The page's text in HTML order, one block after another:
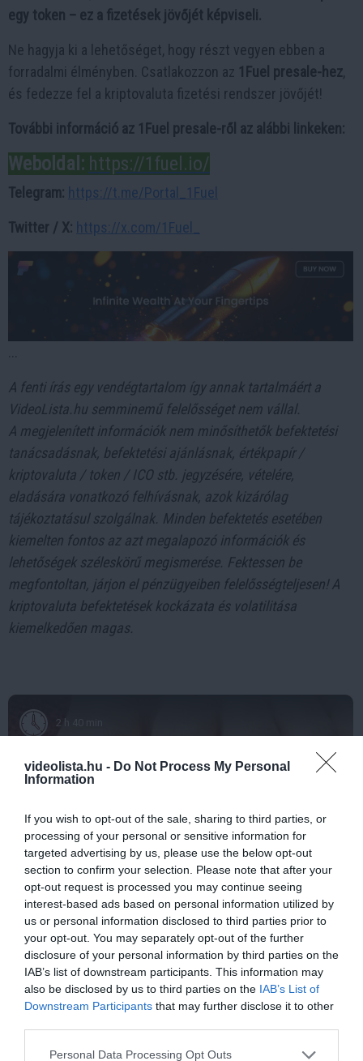
videolista.hu - Do Not Process My Personal
Information
If you wish to opt-out of the sale, sharing to third parties, or
processing of your personal or sensitive information for
targeted advertising by us, please use the below opt-out
section to confirm your selection. Please note that after your
opt-out request is processed you may continue seeing
interest-based ads based on personal information utilized by
us or personal information disclosed to third parties prior to
your opt-out. You may separately opt-out of the further
disclosure of your personal information by third parties on the
IAB’s list of downstream participants. This information may
also be disclosed by us to third parties on the IAB’s List of
Downstream Participants that may further disclose it to other
Please note that this website/app uses one or more Google
Personal Data Processing Opt Outs
egy token – ez a fizetések jövőjét képviseli.
Ne hagyja ki a lehetőséget, hogy részt vegyen ebben a
forradalmi élményben. Csatlakozzon az 1Fuel presale-hez,
és fedezze fel a kriptovaluta fizetési rendszer jövőjét!
További információ az 1Fuel presale-ről az alábbi linkeken:
Weboldal: https://1fuel.io/
Telegram: https://t.me/Portal_1Fuel
Twitter / X: https://x.com/1Fuel_
A fenti írás egy vendégtartalom így annak tartalmáért a
VideoLista.hu semminemű felelősséget nem vállal.
A megjelenített információk nem minősíthetők befektetési
tanácsadásnak, befektetési ajánlásnak, értékpapír /
kriptovaluta / token / ICO stb. jegyzésére, vételére,
eladására vonatkozó felhívásnak, azok kizárólag
tájékoztatásul szolgálnak. Minden befektetés esetében
kiemelten fontos az azt megalapozó információk és
lehetőségek széleskörű megismerése. Fektessen be
megfontoltan, járjon el pénzügyeiben felelősségteljesen! A
kriptovaluta befektetések kockázata és volatilitása
kiemelkedően magas.
2 h 40 min
Fungus Is A Parasite, And It Dies From A Drop Of
Plain...
More
281 87 386
1 h 8 min